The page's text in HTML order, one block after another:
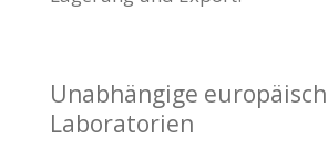
Unabhängige
Laboratorien